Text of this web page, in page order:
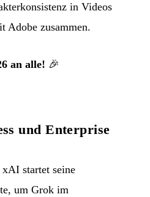
in Videos
Adobe zusammen.
an alle! 🎉
und Enterprise
startet seine
um Grok im